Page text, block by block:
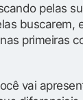
pelas
buscarem,
primeiras
vai